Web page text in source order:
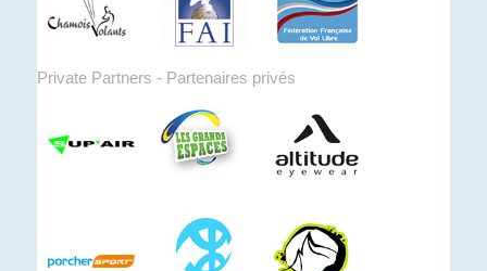
Private Partners - Partenaires privés